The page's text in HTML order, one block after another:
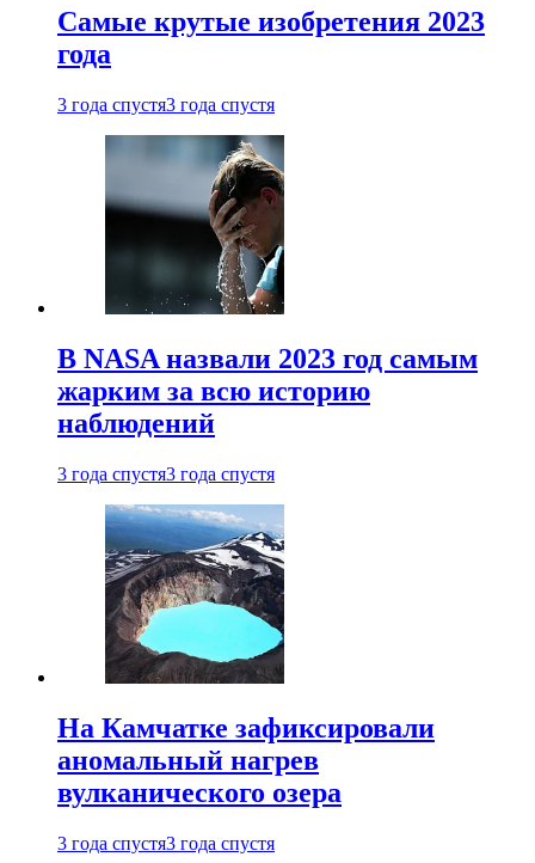
Самые крутые изобретения 2023
года
3 года спустя3 года спустя
В NASA назвали 2023 год самым
жарким за всю историю
наблюдений
3 года спустя3 года спустя
На Камчатке зафиксировали
аномальный нагрев
вулканического озера
3 года спустя3 года спустя